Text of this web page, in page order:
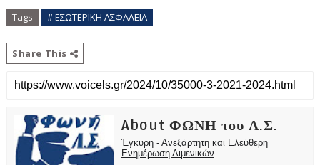
Tags # ΕΣΩΤΕΡΙΚΗ ΑΣΦΑΛΕΙΑ
Share This
About ΦΩΝΗ του Λ.Σ.
Έγκυρη - Ανεξάρτητη και Ελεύθερη
Ενημέρωση Λιμενικών